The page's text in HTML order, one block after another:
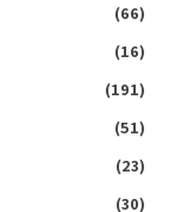
(66)
(16)
(191)
(51)
(23)
(30)